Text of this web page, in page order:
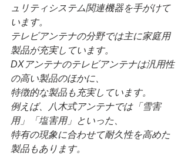
ュリティシステム関連機器を手がけて
います。
テレビアンテナの分野では主に家庭用
製品が充実しています。
DXアンテナのテレビアンテナは汎用性
の高い製品のほかに、
特徴的な製品も充実しています。
例えば、八木式アンテナでは「雪害
用」「塩害用」といった、
特有の現象に合わせて耐久性を高めた
製品もあります。